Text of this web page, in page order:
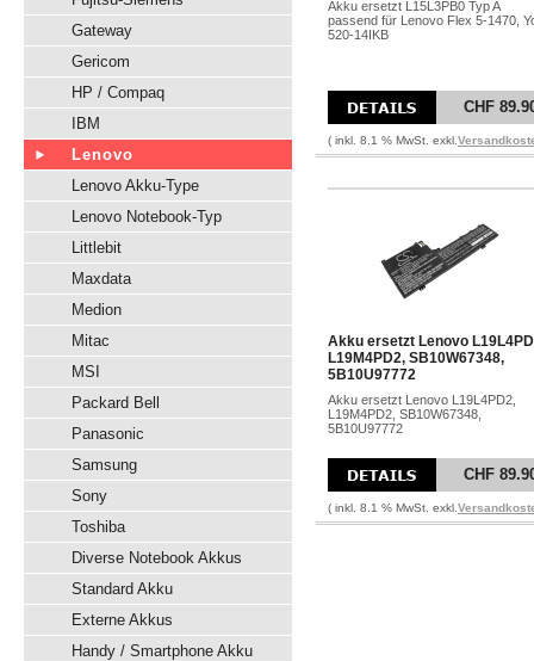
Gateway
Gericom
HP / Compaq
IBM
Lenovo
Lenovo Akku-Type
Lenovo Notebook-Typ
Littlebit
Maxdata
Medion
Mitac
MSI
Packard Bell
Panasonic
Samsung
Sony
Toshiba
Diverse Notebook Akkus
Standard Akku
Externe Akkus
Handy / Smartphone Akku
Akku ersetzt L15L3PB0 Typ A
passend für Lenovo Flex 5-1470,
520-14IKB
CHF
( inkl. 8.1 % MwSt. exkl.
Akku ersetzt Lenovo
L19M4PD2, SB10W67348,
5B10U97772
Akku ersetzt Lenovo L19L4PD2,
L19M4PD2, SB10W67348,
5B10U97772
CHF
( inkl. 8.1 % MwSt. exkl.